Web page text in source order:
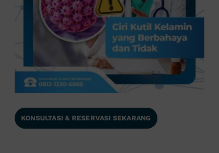
KONSULTASI & RESERVASI SEKARANG